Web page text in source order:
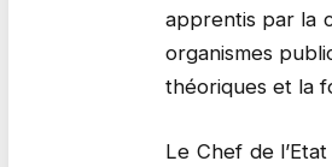
apprentis par la
organismes
théoriques et la
Le Chef de